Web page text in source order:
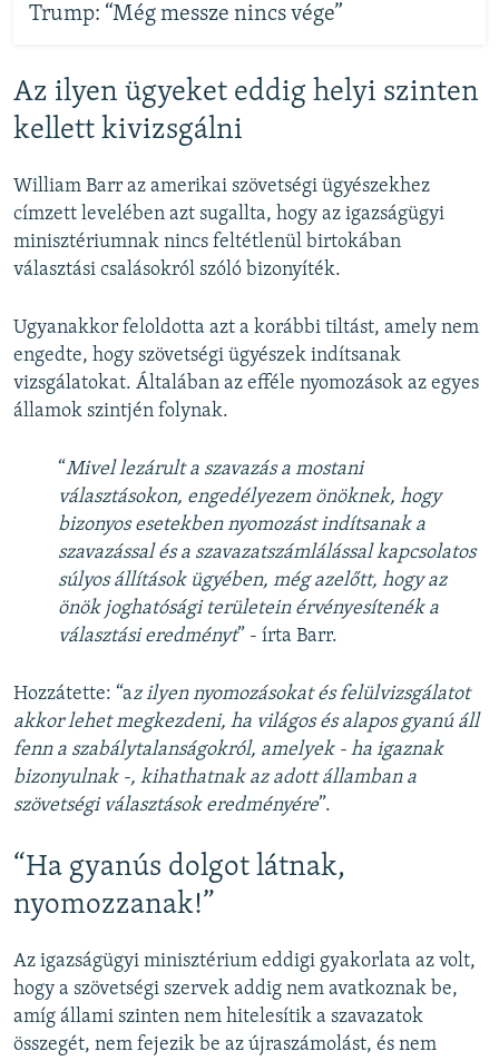
Trump: “Még messze nincs vége”
Az ilyen ügyeket eddig helyi szinten
kellett kivizsgálni
William Barr az amerikai szövetségi ügyészekhez
címzett levelében azt sugallta, hogy az igazságügyi
minisztériumnak nincs feltétlenül birtokában
választási csalásokról szóló bizonyíték.
Ugyanakkor feloldotta azt a korábbi tiltást, amely nem
engedte, hogy szövetségi ügyészek indítsanak
vizsgálatokat. Általában az efféle nyomozások az egyes
államok szintjén folynak.
“Mivel lezárult a szavazás a mostani
választásokon, engedélyezem önöknek, hogy
bizonyos esetekben nyomozást indítsanak a
szavazással és a szavazatszámlálással kapcsolatos
súlyos állítások ügyében, még azelőtt, hogy az
önök joghatósági területein érvényesítenék a
választási eredményt” - írta Barr.
Hozzátette: “az ilyen nyomozásokat és felülvizsgálatot
akkor lehet megkezdeni, ha világos és alapos gyanú áll
fenn a szabálytalanságokról, amelyek - ha igaznak
bizonyulnak -, kihathatnak az adott államban a
szövetségi választások eredményére”.
“Ha gyanús dolgot látnak,
nyomozzanak!”
Az igazságügyi minisztérium eddigi gyakorlata az volt,
hogy a szövetségi szervek addig nem avatkoznak be,
amíg állami szinten nem hitelesítik a szavazatok
összegét, nem fejezik be az újraszámolást, és nem